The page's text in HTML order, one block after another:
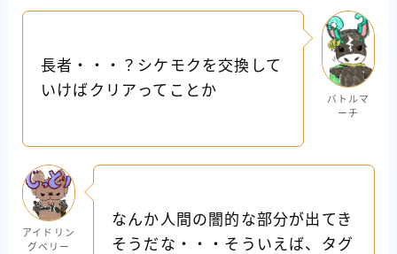
長者・・・？シケモクを交換して
いけばクリアってことか
バトルマ
ーチ
アイドリン
グベリー
なんか人間の闇的な部分が出てき
そうだな・・・そういえば、タグ